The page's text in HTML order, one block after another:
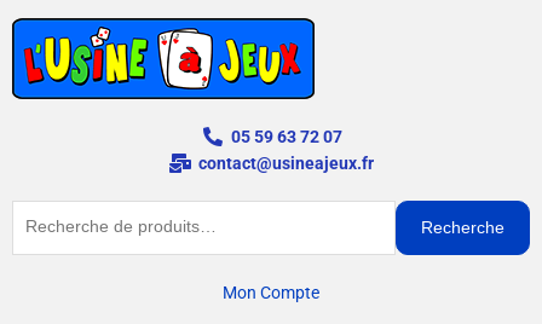
contenu
05 59 63 72 07
contact@usineajeux.fr
Recherche
Mon Compte